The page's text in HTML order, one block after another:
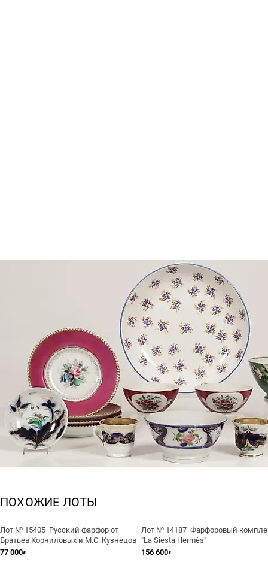
ПОХОЖИЕ ЛОТЫ
Лот № 15405 Русский фарфор от
Братьев Корниловых и М.С. Кузнецов
77 000₽
Лот № 14187 Фарфоровый
"La Siesta Hermès"
156 600₽